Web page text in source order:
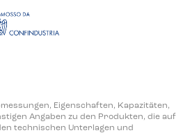
Eigenschaften, Kapazitäten,
Angaben zu den Produkten, die auf
technischen Unterlagen und